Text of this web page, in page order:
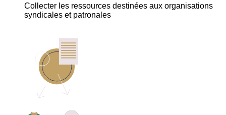
Collecter les ressources destinées aux organisations
syndicales et patronales